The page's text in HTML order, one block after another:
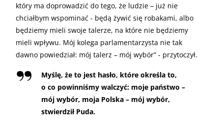
który ma doprowadzić do tego, że ludzie – już nie
chciałbym wspominać - będą żywić się robakami, albo
będziemy mieli swoje talerze, na które nie będziemy
mieli wpływu. Mój kolega parlamentarzysta nie tak
dawno powiedział: mój talerz – mój wybór” - przytoczył.
Myślę, że to jest hasło, które określa to,
o co powinniśmy walczyć: moje państwo –
mój wybór, moja Polska – mój wybór,
stwierdził Puda.